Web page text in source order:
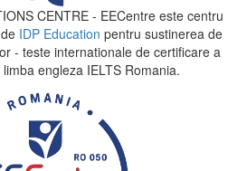
CENTRE - EECentre este centru
IDP Education pentru sustinerea de
- teste internationale de certificare a
engleza IELTS Romania.